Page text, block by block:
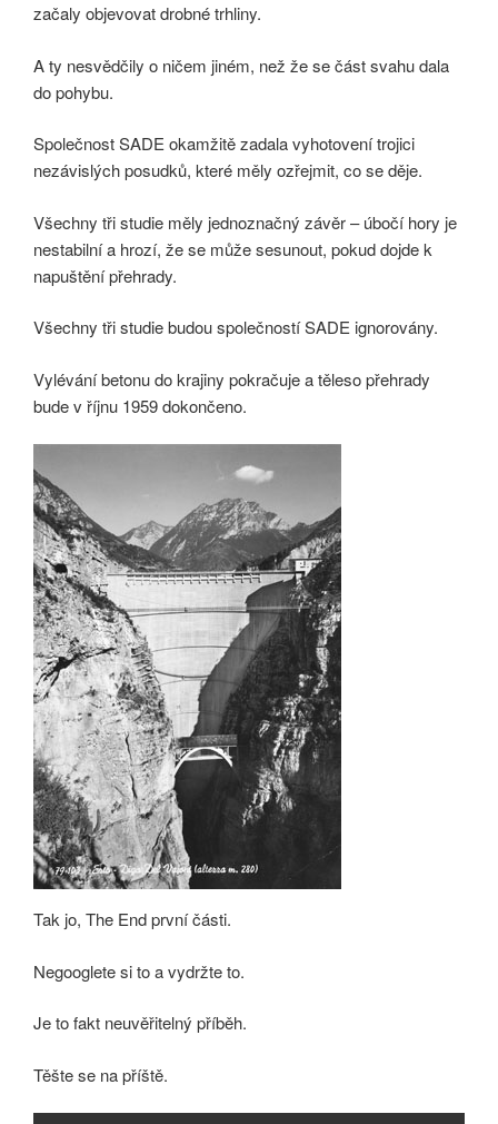
začaly objevovat drobné trhliny.
A ty nesvědčily o ničem jiném, než že se část svahu dala
do pohybu.
Společnost SADE okamžitě zadala vyhotovení trojici
nezávislých posudků, které měly ozřejmit, co se děje.
Všechny tři studie měly jednoznačný závěr – úbočí hory je
nestabilní a hrozí, že se může sesunout, pokud dojde k
napuštění přehrady.
Všechny tři studie budou společností SADE ignorovány.
Vylévání betonu do krajiny pokračuje a těleso přehrady
bude v říjnu 1959 dokončeno.
Tak jo, The End první části.
Negooglete si to a vydržte to.
Je to fakt neuvěřitelný příběh.
Těšte se na příště.